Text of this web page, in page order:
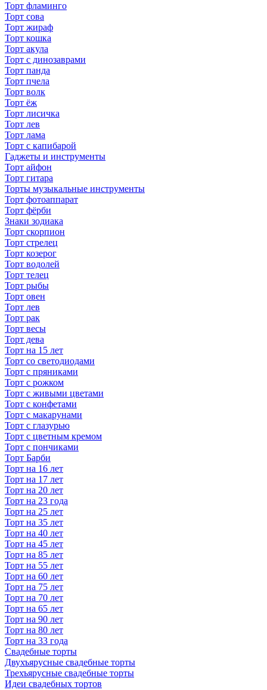
Торт фламинго
Торт сова
Торт жираф
Торт кошка
Торт акула
Торт с динозаврами
Торт панда
Торт пчела
Торт волк
Торт ёж
Торт лисичка
Торт лев
Торт лама
Торт с капибарой
Гаджеты и инструменты
Торт айфон
Торт гитара
Торты музыкальные инструменты
Торт фотоаппарат
Торт фёрби
Знаки зодиака
Торт скорпион
Торт стрелец
Торт козерог
Торт водолей
Торт телец
Торт рыбы
Торт овен
Торт лев
Торт рак
Торт весы
Торт дева
Торт на 15 лет
Торт со светодиодами
Торт с пряниками
Торт с рожком
Торт с живыми цветами
Торт с конфетами
Торт с макарунами
Торт с глазурью
Торт с цветным кремом
Торт с пончиками
Торт Барби
Торт на 16 лет
Торт на 17 лет
Торт на 20 лет
Торт на 23 года
Торт на 25 лет
Торт на 35 лет
Торт на 40 лет
Торт на 45 лет
Торт на 85 лет
Торт на 55 лет
Торт на 60 лет
Торт на 75 лет
Торт на 70 лет
Торт на 65 лет
Торт на 90 лет
Торт на 80 лет
Торт на 33 года
Свадебные торты
Двухъярусные свадебные торты
Трехъярусные свадебные торты
Идеи свадебных тортов